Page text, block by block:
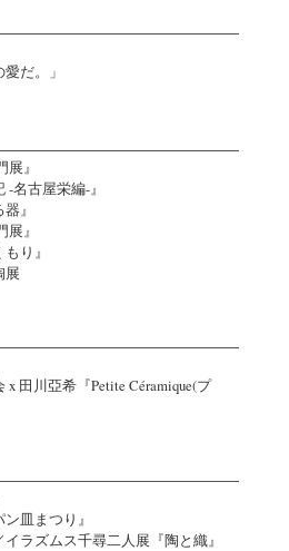
だ。」
』
名古屋栄編-』
』
』
り』
展
田川亞希『Petite Céramique(プ
皿まつり』
ラズムス千尋二人展『陶と織』